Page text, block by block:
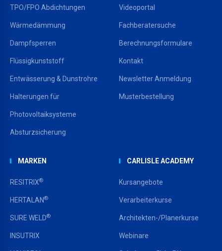
TPO/FPO Abdichtungen
Wärmedämmung
Dampfsperren
Flüssigkunststoff
Entwässerung & Dunstrohre
Halterungen für
Photovoltaiksysteme
Absturzsicherung
Videoportal
Fachberatersuche
Berechnungsformulare
Kontakt
Newsletter Anmeldung
Musterbestellung
MARKEN
RESITRIX®
HERTALAN®
SURE WELD®
INSUTRIX
CARLISLE ACADEMY
Kursangebote
Verarbeiterkurse
Architekten-/Planerkurse
Webinare